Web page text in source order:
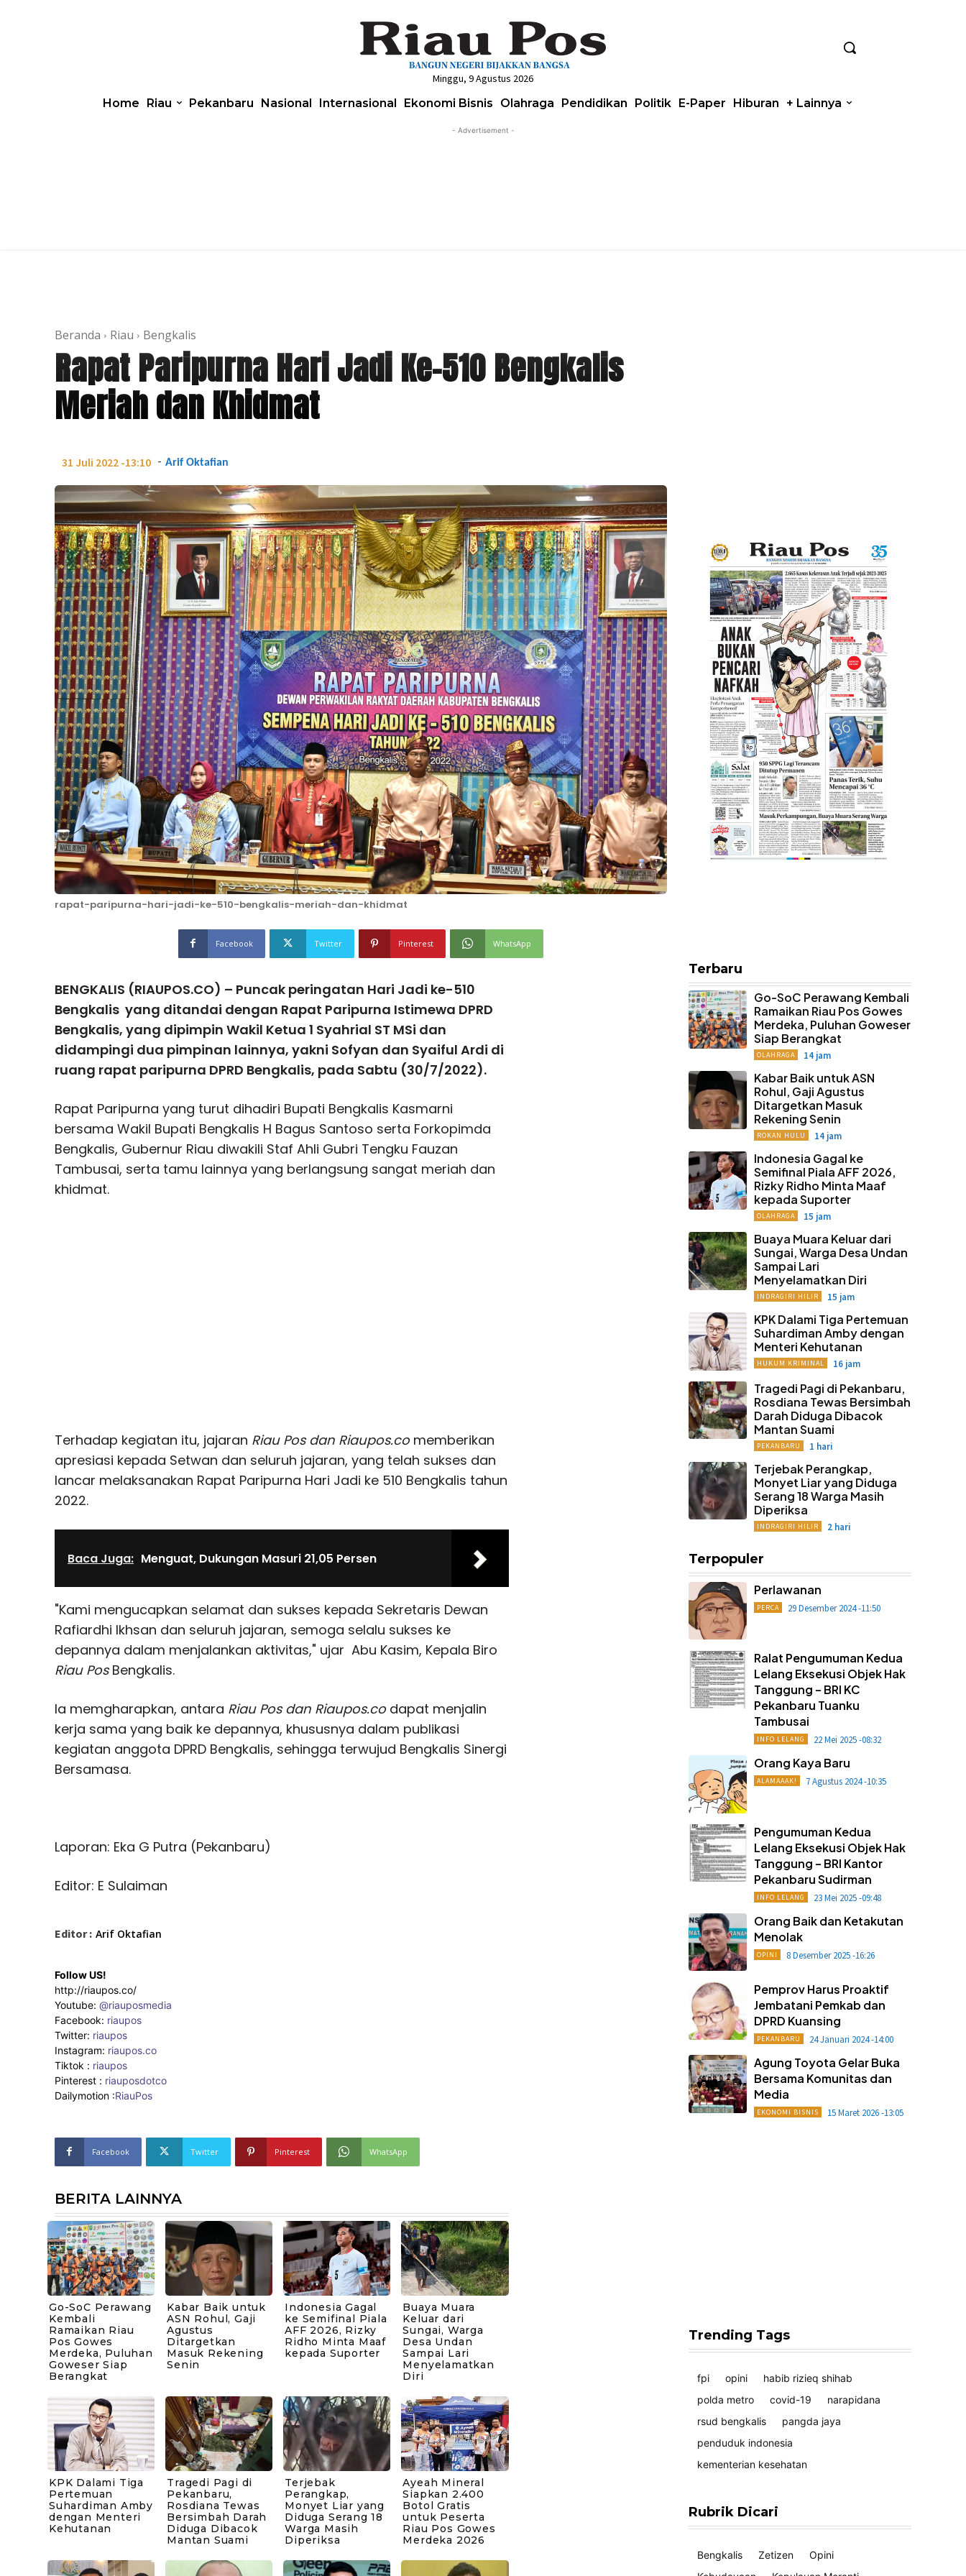
Minggu, 9 Agustus 2026
Home Riau Pekanbaru Nasional Internasional Ekonomi Bisnis Olahraga Pendidikan Politik E-Paper Hiburan + Lainnya
- Advertisement -
Beranda Riau Bengkalis
Rapat Paripurna Hari Jadi Ke-510 Bengkalis
Meriah dan Khidmat
31 Juli 2022 -13:10 - Arif Oktafian
rapat-paripurna-hari-jadi-ke-510-bengkalis-meriah-dan-khidmat
Facebook Twitter Pinterest WhatsApp
BENGKALIS (RIAUPOS.CO) – Puncak peringatan Hari Jadi ke-510
Bengkalis yang ditandai dengan Rapat Paripurna Istimewa DPRD
Bengkalis, yang dipimpin Wakil Ketua 1 Syahrial ST MSi dan
didampingi dua pimpinan lainnya, yakni Sofyan dan Syaiful Ardi di
ruang rapat paripurna DPRD Bengkalis, pada Sabtu (30/7/2022).
Rapat Paripurna yang turut dihadiri Bupati Bengkalis Kasmarni
bersama Wakil Bupati Bengkalis H Bagus Santoso serta Forkopimda
Bengkalis, Gubernur Riau diwakili Staf Ahli Gubri Tengku Fauzan
Tambusai, serta tamu lainnya yang berlangsung sangat meriah dan
khidmat.
Terhadap kegiatan itu, jajaran Riau Pos dan Riaupos.comemberikan
apresiasi kepada Setwan dan seluruh jajaran, yang telah sukses dan
lancar melaksanakan Rapat Paripurna Hari Jadi ke 510 Bengkalis tahun
2022.
Baca Juga: Menguat, Dukungan Masuri 21,05 Persen
"Kami mengucapkan selamat dan sukses kepada Sekretaris Dewan
Rafiardhi Ikhsan dan seluruh jajaran, semoga selalu sukses ke
depannya dalam menjalankan aktivitas," ujar Abu Kasim, Kepala Biro
Riau PosBengkalis.
Ia memgharapkan, antara Riau Pos dan Riaupos.codapat menjalin
kerja sama yang baik ke depannya, khususnya dalam publikasi
kegiatan anggota DPRD Bengkalis, sehingga terwujud Bengkalis Sinergi
Bersamasa.
Laporan: Eka G Putra (Pekanbaru)
Editor: E Sulaiman
Editor : Arif Oktafian
Follow US!
http://riaupos.co/
Youtube: @riauposmedia
Facebook: riaupos
Twitter: riaupos
Instagram: riaupos.co
Tiktok : riaupos
Pinterest : riauposdotco
Dailymotion :RiauPos
Facebook Twitter Pinterest WhatsApp
BERITA LAINNYA
Go-SoC Perawang
Kembali
Ramaikan Riau
Pos Gowes
Merdeka, Puluhan
Goweser Siap
Berangkat
Kabar Baik untuk
ASN Rohul, Gaji
Agustus
Ditargetkan
Masuk Rekening
Senin
Indonesia Gagal
ke Semifinal Piala
AFF 2026, Rizky
Ridho Minta Maaf
kepada Suporter
Buaya Muara
Keluar dari
Sungai, Warga
Desa Undan
Sampai Lari
Menyelamatkan
Diri
KPK Dalami Tiga
Pertemuan
Suhardiman Amby
dengan Menteri
Kehutanan
Tragedi Pagi di
Pekanbaru,
Rosdiana Tewas
Bersimbah Darah
Diduga Dibacok
Mantan Suami
Terjebak
Perangkap,
Monyet Liar yang
Diduga Serang 18
Warga Masih
Diperiksa
Ayeah Mineral
Siapkan 2.400
Botol Gratis
untuk Peserta
Riau Pos Gowes
Merdeka 2026
Terbaru
Go-SoC Perawang Kembali
Ramaikan Riau Pos Gowes
Merdeka, Puluhan Goweser
Siap Berangkat
OLAHRAGA 14 jam
Kabar Baik untuk ASN
Rohul, Gaji Agustus
Ditargetkan Masuk
Rekening Senin
ROKAN HULU 14 jam
Indonesia Gagal ke
Semifinal Piala AFF 2026,
Rizky Ridho Minta Maaf
kepada Suporter
OLAHRAGA 15 jam
Buaya Muara Keluar dari
Sungai, Warga Desa Undan
Sampai Lari
Menyelamatkan Diri
INDRAGIRI HILIR 15 jam
KPK Dalami Tiga Pertemuan
Suhardiman Amby dengan
Menteri Kehutanan
HUKUM KRIMINAL 16 jam
Tragedi Pagi di Pekanbaru,
Rosdiana Tewas Bersimbah
Darah Diduga Dibacok
Mantan Suami
PEKANBARU 1 hari
Terjebak Perangkap,
Monyet Liar yang Diduga
Serang 18 Warga Masih
Diperiksa
INDRAGIRI HILIR 2 hari
Terpopuler
Perlawanan
PERCA 29 Desember 2024 -11:50
Ralat Pengumuman Kedua
Lelang Eksekusi Objek Hak
Tanggung – BRI KC
Pekanbaru Tuanku
Tambusai
INFO LELANG 22 Mei 2025 -08:32
Orang Kaya Baru
ALAMAAAK! 7 Agustus 2024 -10:35
Pengumuman Kedua
Lelang Eksekusi Objek Hak
Tanggung – BRI Kantor
Pekanbaru Sudirman
INFO LELANG 23 Mei 2025 -09:48
Orang Baik dan Ketakutan
Menolak
OPINI 8 Desember 2025 -16:26
Pemprov Harus Proaktif
Jembatani Pemkab dan
DPRD Kuansing
PEKANBARU 24 Januari 2024 -14:00
Agung Toyota Gelar Buka
Bersama Komunitas dan
Media
EKONOMI BISNIS 15 Maret 2026 -13:05
Trending Tags
fpi opini
habib rizieq shihab
polda metro
covid-19
narapidana
rsud bengkalis
pangda jaya
penduduk indonesia
kementerian kesehatan
Rubrik Dicari
Bengkalis Zetizen
Opini